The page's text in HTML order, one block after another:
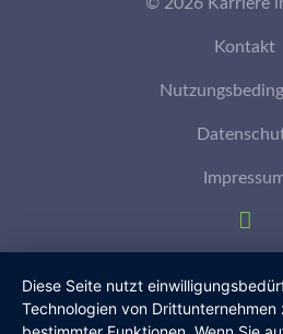
Kontakt
Diese Seite nutzt
Technologien von